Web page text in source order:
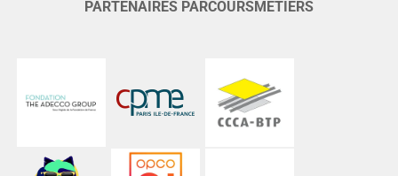
PARTENAIRES PARCOURSMÉTIERS